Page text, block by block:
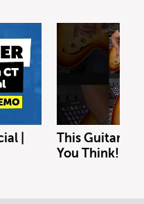
|
This Guitar
You Think!